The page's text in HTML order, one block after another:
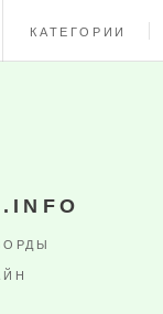
КАТЕГОРИИ